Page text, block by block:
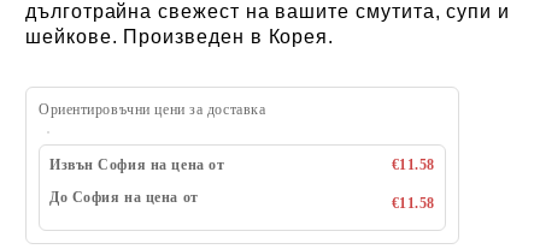
дълготрайна свежест на вашите смутита, супи и
шейкове. Произведен в Корея.
Ориентировъчни цени за доставка
Извън София на цена от
€11.58
До София на цена от
€11.58